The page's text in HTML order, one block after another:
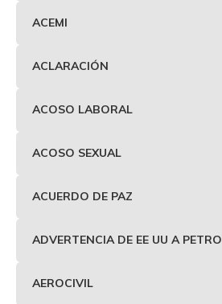
ACEMI
ACLARACIÓN
ACOSO LABORAL
ACOSO SEXUAL
ACUERDO DE PAZ
ADVERTENCIA DE EE UU A PETRO
AEROCIVIL